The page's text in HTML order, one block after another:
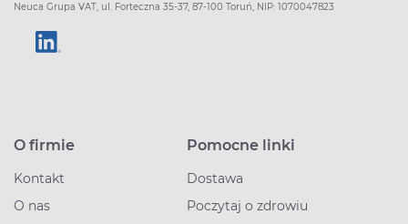
Neuca Grupa VAT, ul. Forteczna 35-37, 87-100 Toruń, NIP: 1070047823
O firmie
Kontakt
O nas
Pomocne linki
Dostawa
Poczytaj o zdrowiu